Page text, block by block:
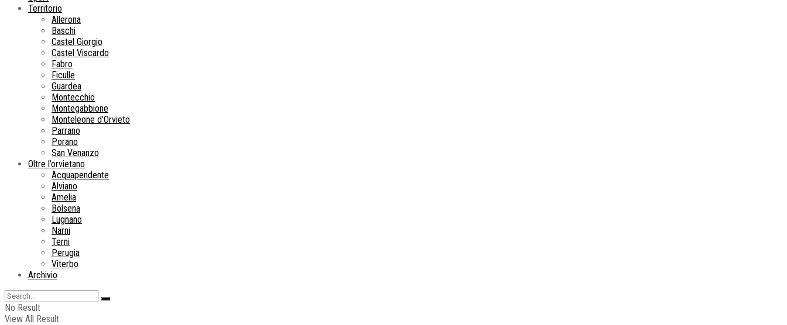
Territorio
Allerona
Baschi
Castel Giorgio
Castel Viscardo
Fabro
Ficulle
Guardea
Montecchio
Montegabbione
Monteleone d’Orvieto
Parrano
Porano
San Venanzo
Oltre l’orvietano
Acquapendente
Alviano
Amelia
Bolsena
Lugnano
Narni
Terni
Perugia
Viterbo
Archivio
No Result
View All Result